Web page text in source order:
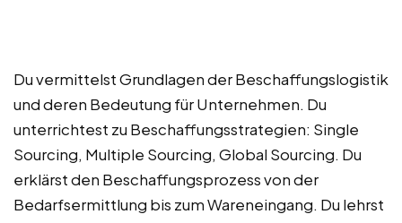
Du vermittelst Grundlagen der Beschaffungslogistik
und deren Bedeutung für Unternehmen. Du
unterrichtest zu Beschaffungsstrategien: Single
Sourcing, Multiple Sourcing, Global Sourcing. Du
erklärst den Beschaffungsprozess von der
Bedarfsermittlung bis zum Wareneingang. Du lehrst